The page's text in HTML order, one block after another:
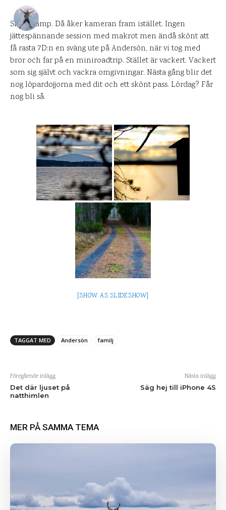
0 KOMMENTARER
Skrivkramp. Då åker kameran fram istället. Ingen
jättespännande session med makrot men ändå skönt att
få rasta 7D:n en sväng ute på Andersön, när vi tog med
bror och far på en miniroadtrip. Stället är vackert. Vackert
som sig självt och vackra omgivningar. Nästa gång blir det
nog löpardojjorna med dit och ett skönt pass. Lördag? Får
nog bli så.
[SHOW AS SLIDESHOW]
TAGGAT MED Andersön familj
Föregående inlägg
Det där ljuset på
natthimlen
Nästa inlägg
Säg hej till iPhone 4S
MER PÅ SAMMA TEMA